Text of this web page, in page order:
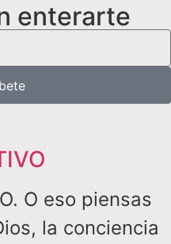
enterarte
O eso piensas
la conciencia